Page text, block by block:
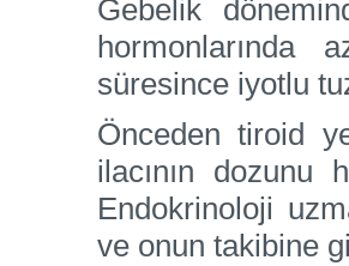
Gebelik
hormonlarında
süresince iyotlu
Önceden tiroid
ilacının dozunu
Endokrinoloji
ve onun takibine